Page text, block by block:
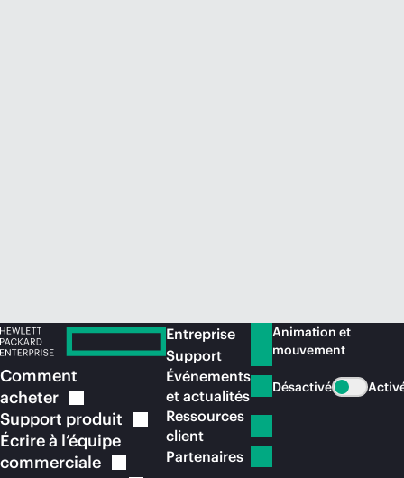
Comment
acheter
Support produit
Écrire à l’équipe
commerciale
Entreprise
Support
Événements
et actualités
Ressources
client
Partenaires
Animation et
mouvement
Désactivé